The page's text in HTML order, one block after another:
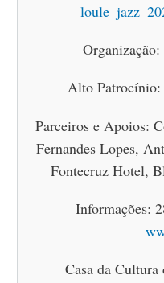
Alto
Parceiros e Apoios:
Fernandes Lopes,
Fontecruz Hotel,
Informações:
Casa da